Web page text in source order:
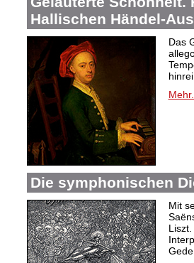
Hallischen Händel-
Das
Mehr...
Die symphonischen
Mit